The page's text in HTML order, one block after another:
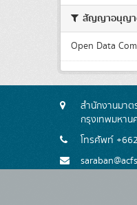
สัญญาอนุญ
Open Data
สำนักงานมาต
กรุงเทพมหา
โทรศัพท์